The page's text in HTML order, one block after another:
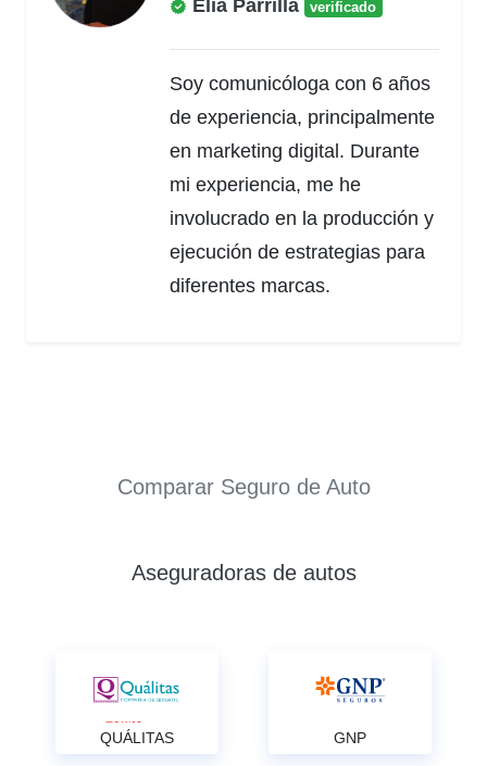
Elia Parrilla verificado
Soy comunicóloga con 6 años
de experiencia, principalmente
en marketing digital. Durante
mi experiencia, me he
involucrado en la producción y
ejecución de estrategias para
diferentes marcas.
Comparar Seguro de Auto
Aseguradoras de autos
QUÁLITAS GNP